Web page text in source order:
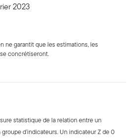
2023
ne garantit que les estimations, les
concrétiseront.
statistique de la relation entre un
d’indicateurs. Un indicateur Z de 0